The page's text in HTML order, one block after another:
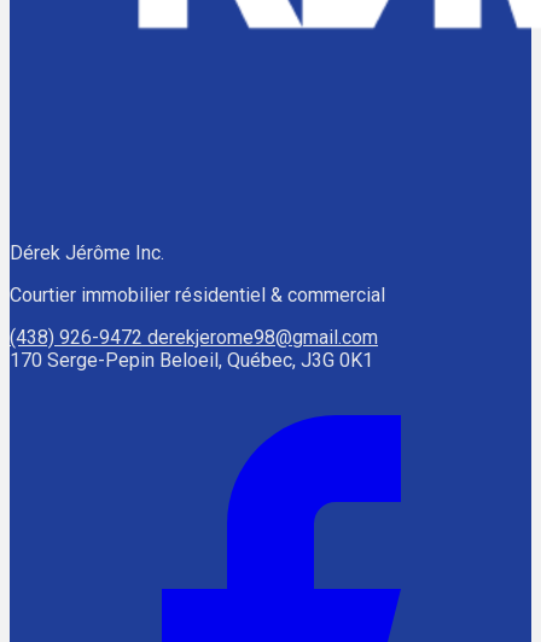
Dérek Jérôme Inc.
Courtier immobilier résidentiel & commercial
(438) 926-9472 derekjerome98@gmail.com
170 Serge-Pepin Beloeil, Québec, J3G 0K1